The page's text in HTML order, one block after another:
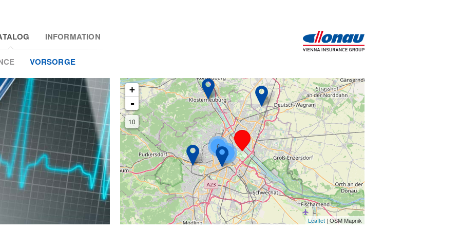
VORSORGE
INFORMATION
6
6
+
-
10
Leaflet | OSM Mapnik